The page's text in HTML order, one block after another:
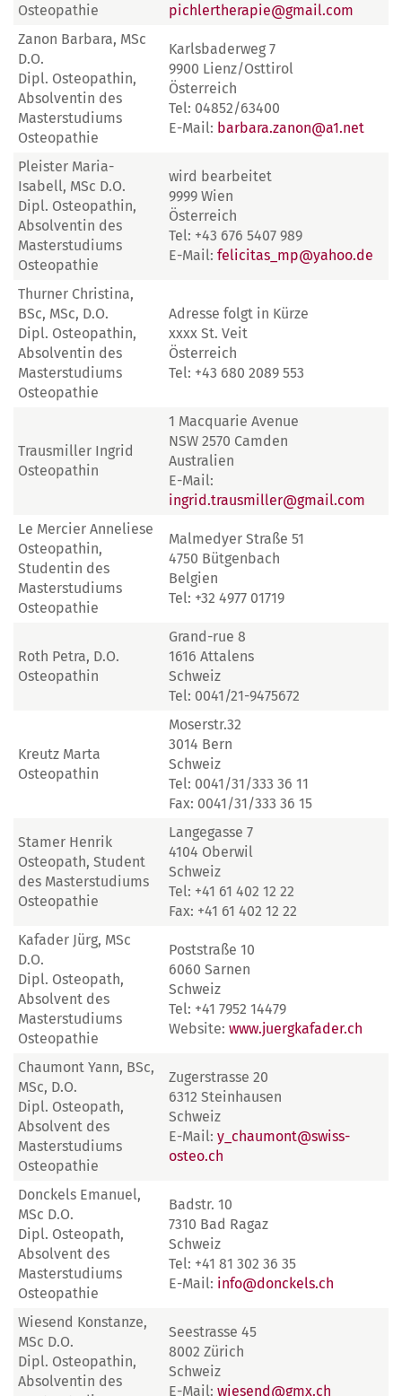
Osteopathie
pichlertherapie@gmail.com
Zanon Barbara, MSc
D.O.
Dipl. Osteopathin,
Absolventin des
Masterstudiums
Osteopathie
Karlsbaderweg 7
9900 Lienz/Osttirol
Österreich
Tel: 04852/63400
E-Mail: barbara.zanon@a1.net
Pleister Maria-
Isabell, MSc D.O.
Dipl. Osteopathin,
Absolventin des
Masterstudiums
Osteopathie
wird bearbeitet
9999 Wien
Österreich
Tel: +43 676 5407 989
E-Mail: felicitas_mp@yahoo.de
Thurner Christina,
BSc, MSc, D.O.
Dipl. Osteopathin,
Absolventin des
Masterstudiums
Osteopathie
Adresse folgt in Kürze
xxxx St. Veit
Österreich
Tel: +43 680 2089 553
Trausmiller Ingrid
Osteopathin
1 Macquarie Avenue
NSW 2570 Camden
Australien
E-Mail:
ingrid.trausmiller@gmail.com
Le Mercier Anneliese
Osteopathin,
Studentin des
Masterstudiums
Osteopathie
Malmedyer Straße 51
4750 Bütgenbach
Belgien
Tel: +32 4977 01719
Roth Petra, D.O.
Osteopathin
Grand-rue 8
1616 Attalens
Schweiz
Tel: 0041/21-9475672
Kreutz Marta
Osteopathin
Moserstr.32
3014 Bern
Schweiz
Tel: 0041/31/333 36 11
Fax: 0041/31/333 36 15
Stamer Henrik
Osteopath, Student
des Masterstudiums
Osteopathie
Langegasse 7
4104 Oberwil
Schweiz
Tel: +41 61 402 12 22
Fax: +41 61 402 12 22
Kafader Jürg, MSc
D.O.
Dipl. Osteopath,
Absolvent des
Masterstudiums
Osteopathie
Poststraße 10
6060 Sarnen
Schweiz
Tel: +41 7952 14479
Website: www.juergkafader.ch
Chaumont Yann, BSc,
MSc, D.O.
Dipl. Osteopath,
Absolvent des
Masterstudiums
Osteopathie
Zugerstrasse 20
6312 Steinhausen
Schweiz
E-Mail: y_chaumont@swiss-
osteo.ch
Donckels Emanuel,
MSc D.O.
Dipl. Osteopath,
Absolvent des
Masterstudiums
Osteopathie
Badstr. 10
7310 Bad Ragaz
Schweiz
Tel: +41 81 302 36 35
E-Mail: info@donckels.ch
Wiesend Konstanze,
MSc D.O.
Dipl. Osteopathin,
Absolventin des
Seestrasse 45
8002 Zürich
Schweiz
E-Mail: wiesend@gmx.ch